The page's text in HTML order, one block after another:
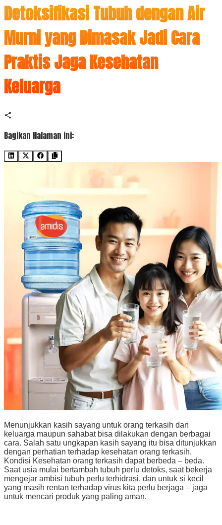
Detoksifikasi Tubuh dengan Air
Murni yang Dimasak Jadi Cara
Praktis Jaga Kesehatan
Keluarga
Bagikan Halaman ini:
Menunjukkan kasih sayang untuk orang terkasih dan
keluarga maupun sahabat bisa dilakukan dengan berbagai
cara. Salah satu ungkapan kasih sayang itu bisa ditunjukkan
dengan perhatian terhadap kesehatan orang terkasih.
Kondisi Kesehatan orang terkasih dapat berbeda – beda.
Saat usia mulai bertambah tubuh perlu detoks, saat bekerja
mengejar ambisi tubuh perlu terhidrasi, dan untuk si kecil
yang masih rentan terhadap virus kita perlu berjaga – jaga
untuk mencari produk yang paling aman.